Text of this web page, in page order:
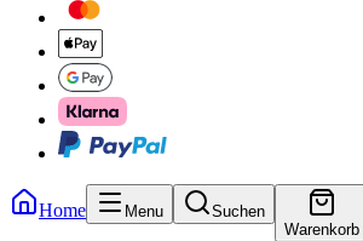
Home Menu
Suchen
Warenkorb